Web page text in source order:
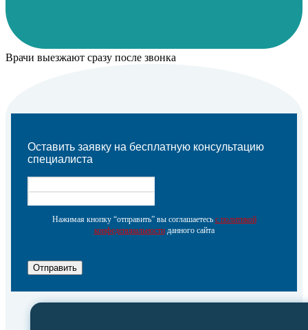
Врачи выезжают сразу после звонка
Оставить заявку на бесплатную консультацию
специалиста
Нажимая кнопку “отправить” вы соглашаетесь с политикой
конфеденциальностиданного сайта
Отправить